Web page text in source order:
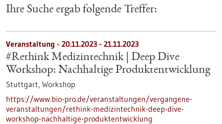
Ihre Suche ergab folgende Treffer:
Veranstaltung - 20.11.2023 - 21.11.2023
#Rethink Medizintechnik | Deep Dive
Workshop: Nachhaltige Produktentwicklung
Stuttgart, Workshop
https://www.bio-pro.de/veranstaltungen/vergangene-
veranstaltungen/rethink-medizintechnik-deep-dive-
workshop-nachhaltige-produktentwicklung